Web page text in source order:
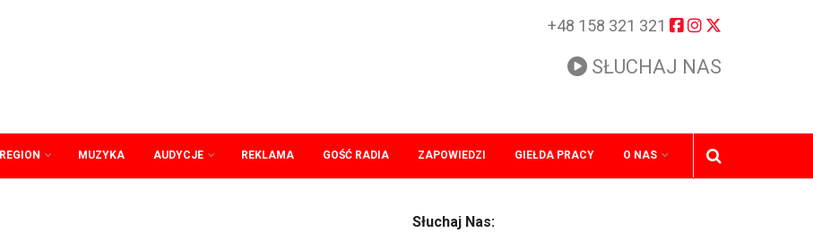
+48 158 321 321
SŁUCHAJ NAS
REGION MUZYKA AUDYCJE REKLAMA GOŚĆ RADIA ZAPOWIEDZI GIEŁDA PRACY O NAS
Słuchaj Nas: